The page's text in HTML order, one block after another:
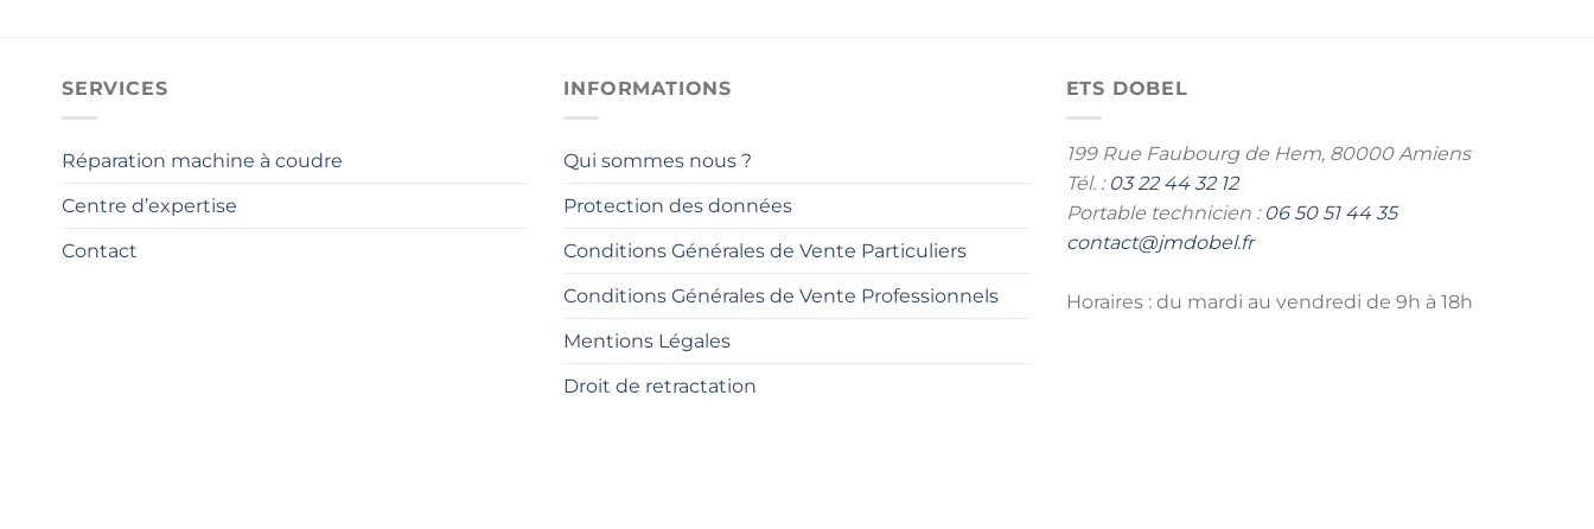
SERVICES
Réparation machine à coudre
Centre d’expertise
Contact
INFORMATIONS
Qui sommes nous ?
Protection des données
Conditions Générales de Vente Particuliers
Conditions Générales de Vente Professionnels
Mentions Légales
Droit de retractation
ETS DOBEL
199 Rue Faubourg de Hem, 80000 Amiens
Tél. : 03 22 44 32 12
Portable technicien : 06 50 51 44 35
contact@jmdobel.fr
Horaires : du mardi au vendredi de 9h à 18h